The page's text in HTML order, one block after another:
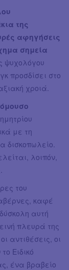
της
αφηγήσεις
σημεία
ψυχολόγου
προσδίσει στο
χροιά.
με τη
δισκοπωλείο.
λοιπόν,
του
καφέ
αυτή
πλευρά της
αντιθέσεις, οι
Ειδικό
ένα βραβείο